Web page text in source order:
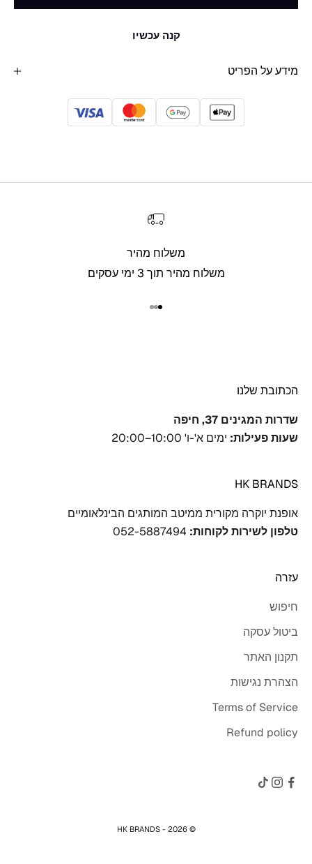
קנה עכשיו
מידע על הפריט
משלוח מהיר
משלוח מהיר תוך 3 ימי עסקים
עבור לפריט 1
עבור לפריט 2
עבור לפריט 3
הכתובת שלנו
שדרות המגינים 37, חיפה
שעות פעילות: ימים א'-ו' 10:00–20:00
HK BRANDS
אופנת יוקרה מקורית ממיטב המותגים הבינלאומיים
טלפון לשירות לקוחות:
עזרה
חיפוש
ביטול עסקה
תקנון האתר
הצהרת נגישות
Terms of Service
Refund policy
© 2026 - HK BRANDS